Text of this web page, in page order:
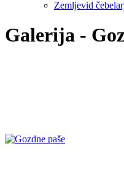
Zemljevid
Galerija -